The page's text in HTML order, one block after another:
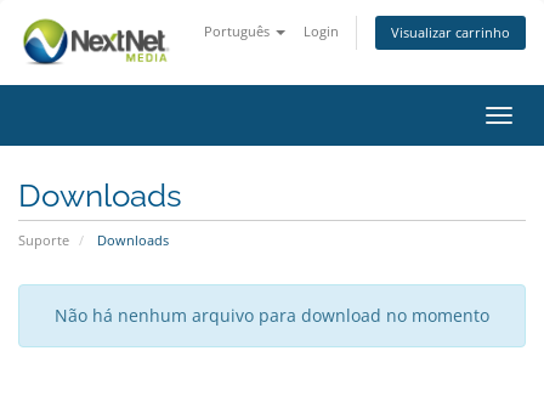
Português Login Visualizar carrinho
Downloads
Suporte Downloads
Não há nenhum arquivo para download no momento